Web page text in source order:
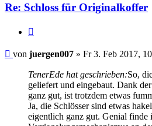
Re: Schloss für Originalkoffer
Beitrag
von juergen007 » Fr 3. Feb 2017,
TenerEde hat geschrieben:So,
geliefert und eingebaut. Dank
ganz gut, ist trotzdem etwas
Ja, die Schlösser sind etwas
eigentlich ganz gut. Genial finde